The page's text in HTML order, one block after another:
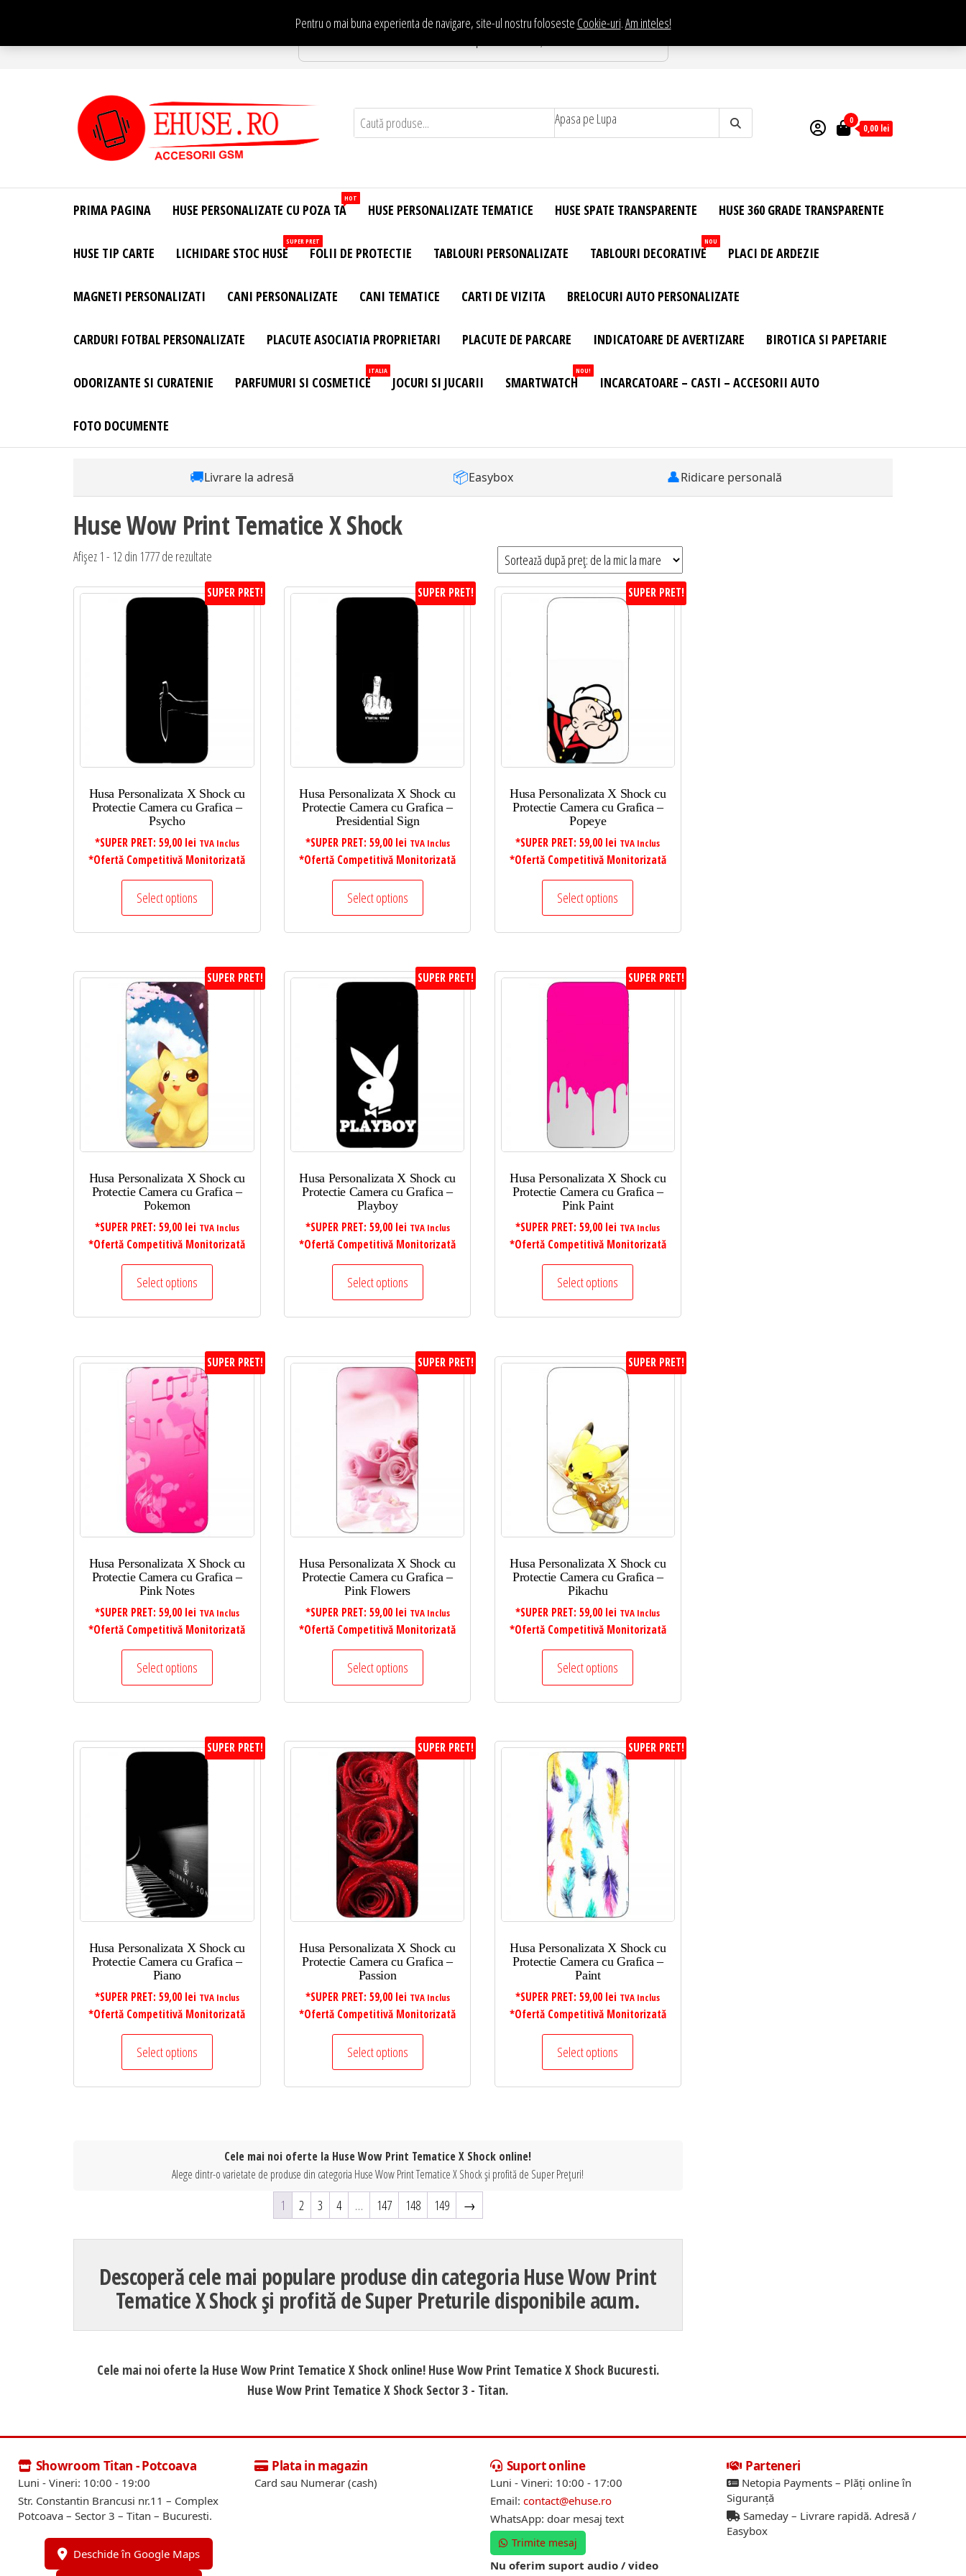
conținut
Pentru o mai buna experienta de navigare, site-ul nostru foloseste Cookie-uri.Am inteles!
Te asteptam in Showroom eHuse.ro
Site Oficial .
Huse
Personalizate
Huse
Personalizate
Telefon –
– Accesorii
Apasa pe Lupa 0
0,00 lei
PRIMA PAGINA HUSE PERSONALIZATE CU POZA TA
HOT
HUSE PERSONALIZATE TEMATICE HUSE SPATE TRANSPARENTE HUSE 360 GRADE TRANSPARENTE
HUSE TIP CARTE LICHIDARE STOC HUSE
SUPER PRET
FOLII DE PROTECTIE TABLOURI PERSONALIZATE TABLOURI DECORATIVE
NOU
PLACI DE ARDEZIE
MAGNETI PERSONALIZATI CANI PERSONALIZATE CANI TEMATICE CARTI DE VIZITA BRELOCURI AUTO PERSONALIZATE
CARDURI FOTBAL PERSONALIZATE PLACUTE ASOCIATIA PROPRIETARI PLACUTE DE PARCARE INDICATOARE DE AVERTIZARE BIROTICA SI PAPETARIE
ODORIZANTE SI CURATENIE PARFUMURI SI COSMETICE
ITALIA
JOCURI SI JUCARII SMARTWATCH
NOU!
INCARCATOARE – CASTI – ACCESORII AUTO
FOTO DOCUMENTE
🚚Livrare la adresă 📦Easybox 👤Ridicare personală
Huse Wow Print Tematice X Shock
Afișez 1 - 12 din 1777 de rezultate
preț:
SUPER PRET!
Husa Personalizata X Shock cu
Protectie Camera cu Grafica –
Psycho
*SUPER PRET: 59,00 lei TVA Inclus
*Ofertă Competitivă Monitorizată
Select options
SUPER PRET!
Husa Personalizata X Shock cu
Protectie Camera cu Grafica –
Presidential Sign
*SUPER PRET: 59,00 lei TVA Inclus
*Ofertă Competitivă Monitorizată
Select options
SUPER PRET!
Husa Personalizata X Shock cu
Protectie Camera cu Grafica –
Popeye
*SUPER PRET:59,00 lei TVA Inclus
*Ofertă Competitivă Monitorizată
Select options
SUPER PRET!
Husa Personalizata X Shock cu
Protectie Camera cu Grafica –
Pokemon
*SUPER PRET: 59,00 lei TVA Inclus
*Ofertă Competitivă Monitorizată
Select options
SUPER PRET!
Husa Personalizata X Shock cu
Protectie Camera cu Grafica –
Playboy
*SUPER PRET: 59,00 lei TVA Inclus
*Ofertă Competitivă Monitorizată
Select options
SUPER PRET!
Husa Personalizata X Shock cu
Protectie Camera cu Grafica –
Pink Paint
*SUPER PRET:59,00 lei TVA Inclus
*Ofertă Competitivă Monitorizată
Select options
SUPER PRET!
Husa Personalizata X Shock cu
Protectie Camera cu Grafica –
Pink Notes
*SUPER PRET: 59,00 lei TVA Inclus
*Ofertă Competitivă Monitorizată
Select options
SUPER PRET!
Husa Personalizata X Shock cu
Protectie Camera cu Grafica –
Pink Flowers
*SUPER PRET: 59,00 lei TVA Inclus
*Ofertă Competitivă Monitorizată
Select options
SUPER PRET!
Husa Personalizata X Shock cu
Protectie Camera cu Grafica –
Pikachu
*SUPER PRET:59,00 lei TVA Inclus
*Ofertă Competitivă Monitorizată
Select options
SUPER PRET!
Husa Personalizata X Shock cu
Protectie Camera cu Grafica –
Piano
*SUPER PRET: 59,00 lei TVA Inclus
*Ofertă Competitivă Monitorizată
Select options
SUPER PRET!
Husa Personalizata X Shock cu
Protectie Camera cu Grafica –
Passion
*SUPER PRET: 59,00 lei TVA Inclus
*Ofertă Competitivă Monitorizată
Select options
SUPER PRET!
Husa Personalizata X Shock cu
Protectie Camera cu Grafica –
Paint
*SUPER PRET:59,00 lei TVA Inclus
*Ofertă Competitivă Monitorizată
Select options
Cele mai noi oferte la Huse Wow Print Tematice X Shock online!
Alege dintr-o varietate de produse din categoria Huse Wow Print Tematice X Shock și profită de Super Prețuri!
1 2 3 4 … 147 148 149 →
Descoperă cele mai populare produse din categoria Huse Wow Print
Tematice X Shock și profită de Super Preturile disponibile acum.
Cele mai noi oferte la Huse Wow Print Tematice X Shock online! Huse Wow Print Tematice X Shock Bucuresti.
Huse Wow Print Tematice X Shock Sector 3 - Titan.
Showroom Titan - Potcoava
Luni - Vineri: 10:00 - 19:00
Str. Constantin Brancusi nr.11 – Complex
Potcoava – Sector 3 – Titan – Bucuresti.
Deschide în Google Maps
Plata in magazin
Card sau Numerar (cash)
Suport online
Luni - Vineri: 10:00 - 17:00
Email: contact@ehuse.ro
WhatsApp: doar mesaj text
Trimite mesaj
Nu oferim suport audio / video
Parteneri
Netopia Payments – Plăți online în
Siguranță
Sameday – Livrare rapidă. Adresă /
Easybox